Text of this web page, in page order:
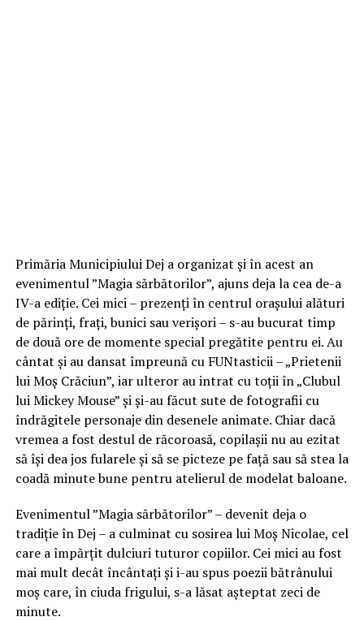
Primăria Municipiului Dej a organizat și în acest an
evenimentul ”Magia sărbătorilor”, ajuns deja la cea de-a
IV-a ediție. Cei mici – prezenți în centrul orașului alături
de părinți, frați, bunici sau verișori – s-au bucurat timp
de două ore de momente special pregătite pentru ei. Au
cântat și au dansat împreună cu FUNtasticii – „Prietenii
lui Moș Crăciun”, iar ulteror au intrat cu toții în „Clubul
lui Mickey Mouse” și și-au făcut sute de fotografii cu
îndrăgitele personaje din desenele animate. Chiar dacă
vremea a fost destul de răcoroasă, copilașii nu au ezitat
să își dea jos fularele și să se picteze pe față sau să stea la
coadă minute bune pentru atelierul de modelat baloane.
Evenimentul ”Magia sărbătorilor” – devenit deja o
tradiție în Dej – a culminat cu sosirea lui Moș Nicolae, cel
care a împărțit dulciuri tuturor copiilor. Cei mici au fost
mai mult decât încântați și i-au spus poezii bătrânului
moș care, în ciuda frigului, s-a lăsat așteptat zeci de
minute.